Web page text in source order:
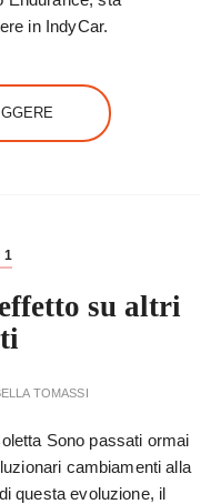
in IndyCar.
1
su altri
TOMASSI
Sono passati ormai
cambiamenti alla
questa evoluzione, il